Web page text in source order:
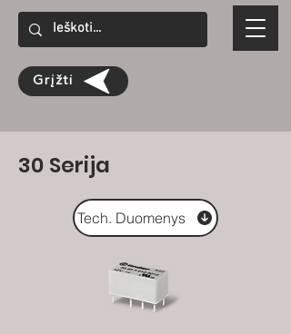
Grįžti
30 Serija
Tech. Duomenys